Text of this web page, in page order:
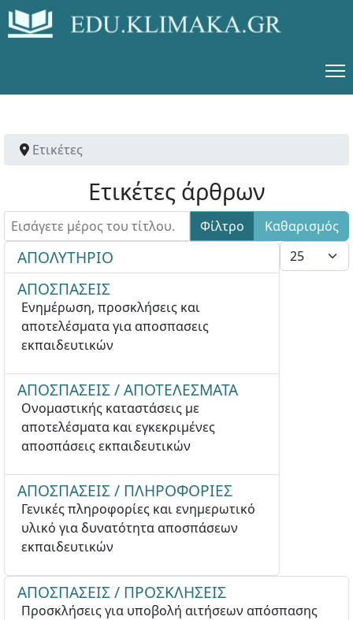
Ετικέτες
Ετικέτες άρθρων
Εισάγετε μέρος του τίτλου. Φίλτρο
Καθαρισμός
Εμφάνιση #
ΑΠΟΛΥΤΗΡΙΟ
ΑΠΟΣΠΑΣΕΙΣ
Ενημέρωση, προσκλήσεις και
αποτελέσματα για αποσπασεις
εκπαιδευτικών
ΑΠΟΣΠΑΣΕΙΣ / ΑΠΟΤΕΛΕΣΜΑΤΑ
Ονομαστικής καταστάσεις με
αποτελέσματα και εγκεκριμένες
αποσπάσεις εκπαιδευτικών
ΑΠΟΣΠΑΣΕΙΣ / ΠΛΗΡΟΦΟΡΙΕΣ
Γενικές πληροφορίες και ενημερωτικό
υλικό για δυνατότητα αποσπάσεων
εκπαιδευτικών
ΑΠΟΣΠΑΣΕΙΣ / ΠΡΟΣΚΛΗΣΕΙΣ
Προσκλήσεις για υποβολή αιτήσεων απόσπασης